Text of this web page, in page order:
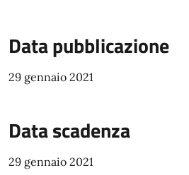
Data pubblicazione
29 gennaio 2021
Data scadenza
29 gennaio 2021